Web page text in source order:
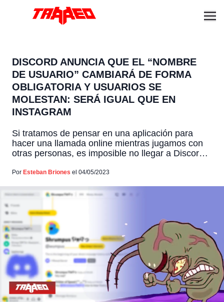
DISCORD ANUNCIA QUE EL “NOMBRE
DE USUARIO” CAMBIARÁ DE FORMA
OBLIGATORIA Y USUARIOS SE
MOLESTAN: SERÁ IGUAL QUE EN
INSTAGRAM
Si tratamos de pensar en una aplicación para
hacer una llamada online mientras jugamos con
otras personas, es imposible no llegar a Discord,
mejores para conversar con amigos mientras se
compartir con comunidades que suelen estar
centradas a videojuegos. […]
Por Esteban Briones el 04/05/2023